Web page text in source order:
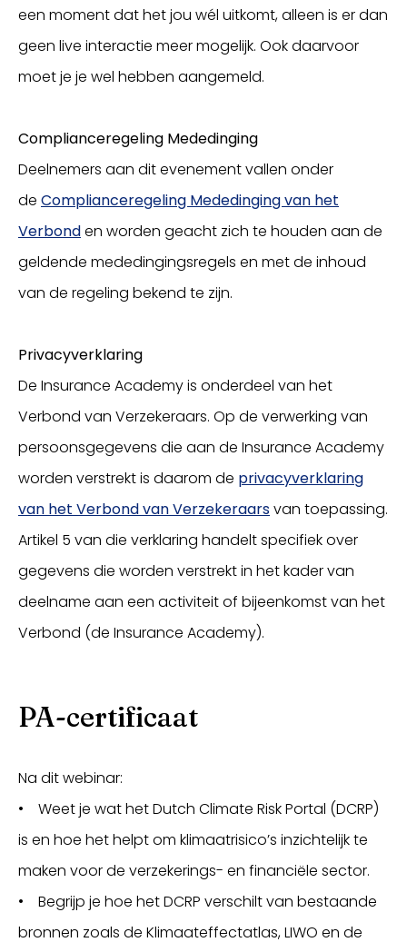
een moment dat het jou wél uitkomt, alleen is er dan
geen live interactie meer mogelijk. Ook daarvoor
moet je je wel hebben aangemeld.
Complianceregeling Mededinging
Deelnemers aan dit evenement vallen onder
de Complianceregeling Mededinging van het
Verbonden worden geacht zich te houden aan de
geldende mededingingsregels en met de inhoud
van de regeling bekend te zijn.
Privacyverklaring
De Insurance Academy is onderdeel van het
Verbond van Verzekeraars. Op de verwerking van
persoonsgegevens die aan de Insurance Academy
worden verstrekt is daarom de privacyverklaring
van het Verbond van Verzekeraarsvan toepassing.
Artikel 5 van die verklaring handelt specifiek over
gegevens die worden verstrekt in het kader van
deelname aan een activiteit of bijeenkomst van het
Verbond (de Insurance Academy).
PA-certificaat
Na dit webinar:
• Weet je wat het Dutch Climate Risk Portal (DCRP)
is en hoe het helpt om klimaatrisico’s inzichtelijk te
maken voor de verzekerings- en financiële sector.
• Begrijp je hoe het DCRP verschilt van bestaande
bronnen zoals de Klimaateffectatlas, LIWO en de